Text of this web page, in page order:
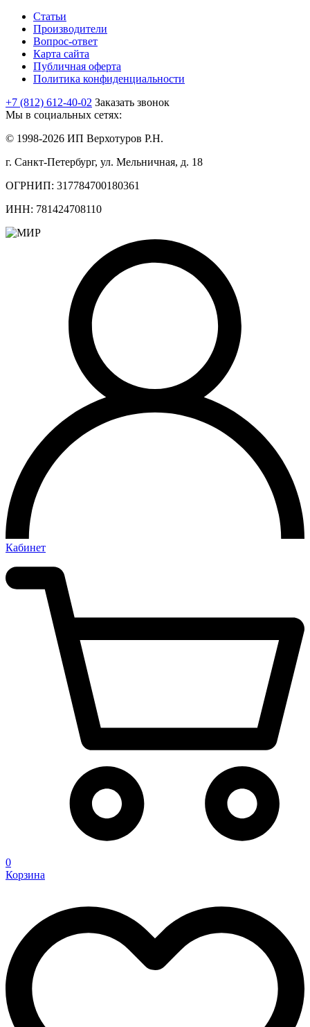
Статьи
Производители
Вопрос-ответ
Карта сайта
Публичная оферта
Политика конфиденциальности
+7 (812) 612-40-02 Заказать звонок
Мы в социальных сетях:
© 1998-2026 ИП Верхотуров Р.Н.
г. Санкт-Петербург, ул. Мельничная, д. 18
ОГРНИП: 317784700180361
ИНН: 781424708110
Кабинет
0
Корзина